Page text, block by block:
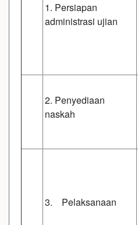
1. Persiapan
administrasi ujian
2. Penyediaan
naskah
3. Pelaksanaan